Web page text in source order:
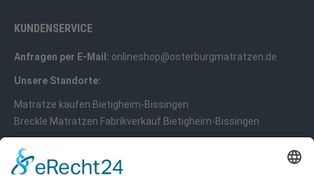
KUNDENSERVICE
Anfragen per E-Mail: onlineshop@osterburgmatratzen.de
Unsere Standorte:
Matratze kaufen Bietigheim-Bissingen
Breckle Matratzen Fabrikverkauf Bietigheim-Bissingen